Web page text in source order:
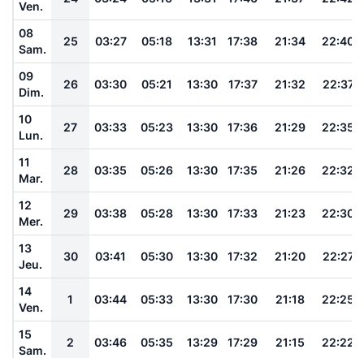
Ven.
08
Sam.
25 03:27 05:18 13:31 17:38 21:34 22:40
09
Dim.
26 03:30 05:21 13:30 17:37 21:32 22:37
10
Lun.
27 03:33 05:23 13:30 17:36 21:29 22:35
11
Mar.
28 03:35 05:26 13:30 17:35 21:26 22:32
12
Mer.
29 03:38 05:28 13:30 17:33 21:23 22:30
13
Jeu.
30 03:41 05:30 13:30 17:32 21:20 22:27
14
Ven.
1 03:44 05:33 13:30 17:30 21:18 22:25
15
Sam.
2 03:46 05:35 13:29 17:29 21:15 22:22